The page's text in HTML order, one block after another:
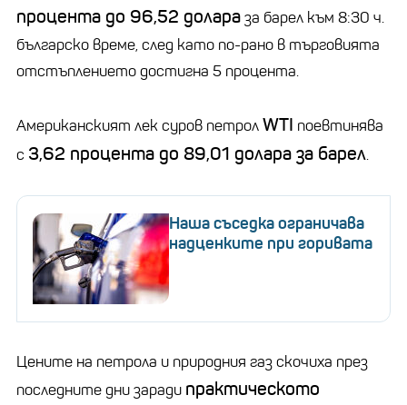
процента до 96,52 долараза барел към 8:30 ч.
българско време, след като по-рано в търговията
отстъплението достигна 5 процента.
Американският лек суров петролWTI поевтинява
с 3,62 процента до 89,01 долара за барел.
Наша съседка ограничава
надценките при горивата
Цените на петрола и природния газ скочиха през
последните дни заради практическото